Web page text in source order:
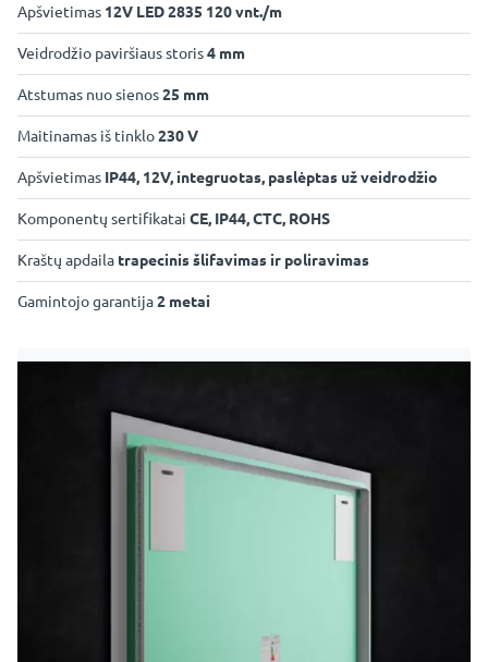
Apšvietimas 12V LED 2835 120 vnt./m
Veidrodžio paviršiaus storis4 mm
Atstumas nuo sienos25 mm
Maitinamas iš tinklo230 V
Apšvietimas IP44, 12V, integruotas, paslėptas už veidrodžio
Komponentų sertifikatai CE, IP44, CTC, ROHS
Kraštų apdaila trapecinis šlifavimas ir poliravimas
Gamintojo garantija2 metai